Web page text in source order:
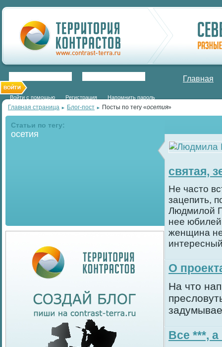
Войти с помощью Регистрация Напомнить пароль
Главная
Главная страница ► Блог-пост ► Посты по тегу «осетия»
Статьи по тегу:
осетия
святая,
Не часто
зацепить,
Людмилой
нее
женщина
О
На что
Все ***,